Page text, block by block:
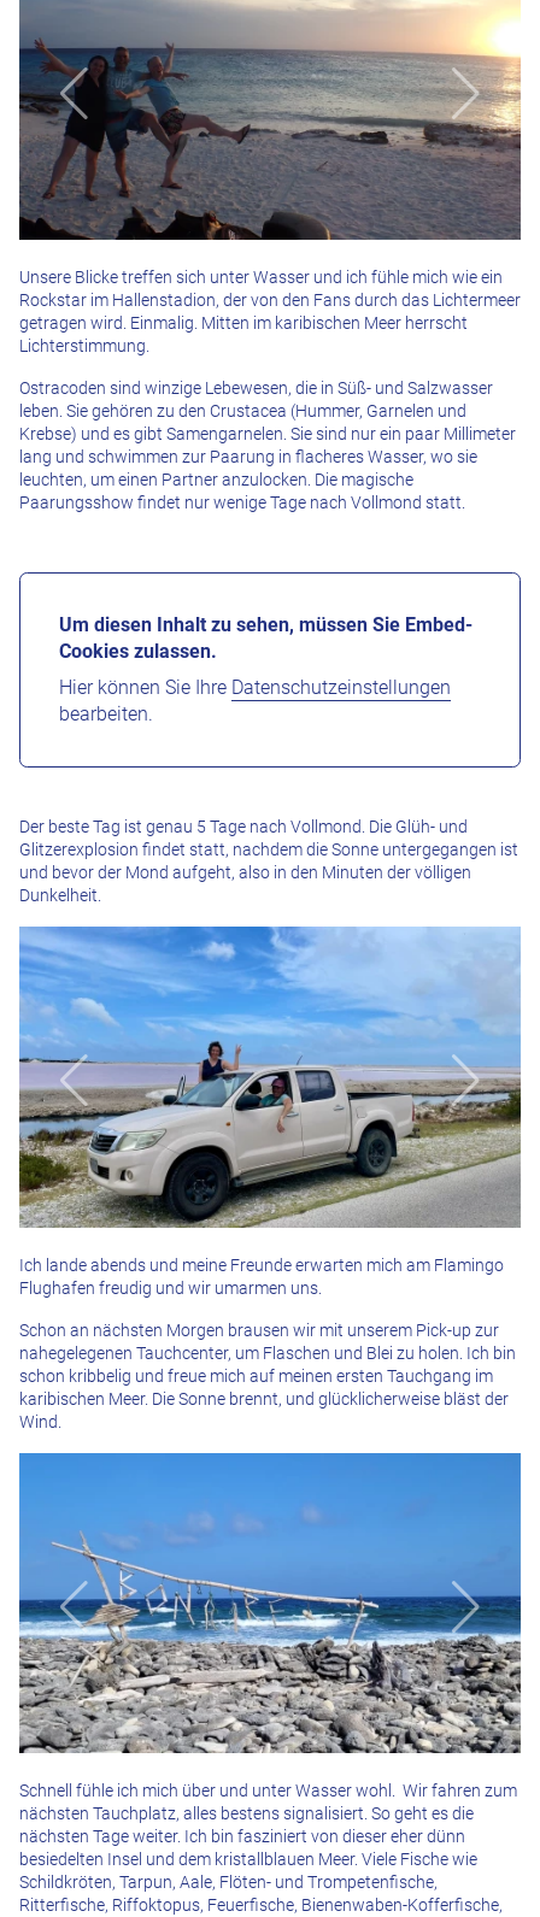
Unsere Blicke treffen sich unter Wasser und ich fühle mich wie ein
Rockstar im Hallenstadion, der von den Fans durch das Lichtermeer
getragen wird. Einmalig. Mitten im karibischen Meer herrscht
Lichterstimmung.
Ostracoden sind winzige Lebewesen, die in Süß- und Salzwasser
leben. Sie gehören zu den Crustacea (Hummer, Garnelen und
Krebse) und es gibt Samengarnelen. Sie sind nur ein paar Millimeter
lang und schwimmen zur Paarung in flacheres Wasser, wo sie
leuchten, um einen Partner anzulocken. Die magische
Paarungsshow findet nur wenige Tage nach Vollmond statt.
Um diesen Inhalt zu sehen, müssen Sie Embed-
Cookies zulassen.
Hier können Sie Ihre Datenschutzeinstellungen
bearbeiten.
Der beste Tag ist genau 5 Tage nach Vollmond. Die Glüh- und
Glitzerexplosion findet statt, nachdem die Sonne untergegangen ist
und bevor der Mond aufgeht, also in den Minuten der völligen
Dunkelheit.
Ich lande abends und meine Freunde erwarten mich am Flamingo
Flughafen freudig und wir umarmen uns.
Schon an nächsten Morgen brausen wir mit unserem Pick-up zur
nahegelegenen Tauchcenter, um Flaschen und Blei zu holen. Ich bin
schon kribbelig und freue mich auf meinen ersten Tauchgang im
karibischen Meer. Die Sonne brennt, und glücklicherweise bläst der
Wind.
Schnell fühle ich mich über und unter Wasser wohl. Wir fahren zum
nächsten Tauchplatz, alles bestens signalisiert. So geht es die
nächsten Tage weiter. Ich bin fasziniert von dieser eher dünn
besiedelten Insel und dem kristallblauen Meer. Viele Fische wie
Schildkröten, Tarpun, Aale, Flöten- und Trompetenfische,
Ritterfische, Riffoktopus, Feuerfische, Bienenwaben-Kofferfische,